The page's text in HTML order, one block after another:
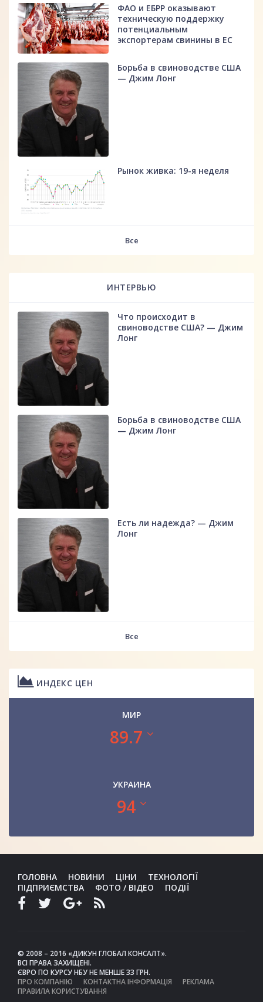
ФАО и ЕБРР оказывают
техническую поддержку
потенциальным
экспортерам свинины в ЕС
Борьба в свиноводстве США
— Джим Лонг
Рынок живка: 19-я неделя
Все
ИНТЕРВЬЮ
Что происходит в
свиноводстве США? — Джим
Лонг
Борьба в свиноводстве США
— Джим Лонг
Есть ли надежда? — Джим
Лонг
Все
ИНДЕКС ЦЕН
МИР
89.7
УКРАИНА
94
ГОЛОВНА НОВИНИ ЦІНИ
ТЕХНОЛОГІЇ
ПІДПРИЄМСТВА
ФОТО / ВІДЕО ПОДІЇ
© 2008 – 2016 «ДИКУН ГЛОБАЛ КОНСАЛТ».
ВСІ ПРАВА ЗАХИЩЕНІ.
ЄВРО ПО КУРСУ НБУ НЕ МЕНШЕ 33 ГРН.
ПРО КОМПАНІЮ
КОНТАКТНА ІНФОРМАЦІЯ
РЕКЛАМА
ПРАВИЛА КОРИСТУВАННЯ